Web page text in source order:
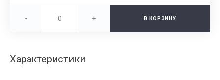
- + В КОРЗИНУ
Характеристики